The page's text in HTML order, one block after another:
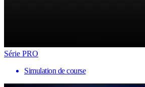
Série PRO
Simulation de course